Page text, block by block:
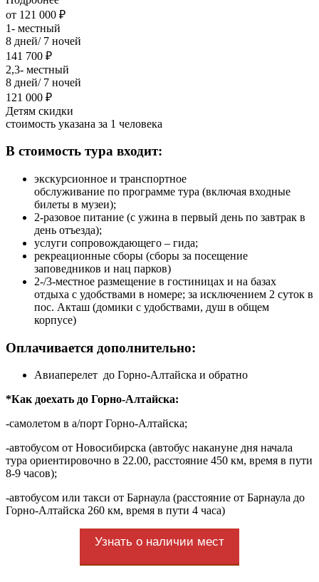
от 121 000 ₽
1- местный
8 дней/ 7 ночей
141 700 ₽
2,3- местный
8 дней/ 7 ночей
121 000 ₽
Детям скидки
стоимость указана за 1 человека
В стоимость тура входит:
экскурсионное и транспортное
обслуживание по программе тура (включая входные
билеты в музеи);
2-разовое питание (с ужина в первый день по завтрак в
день отъезда);
услуги сопровождающего – гида;
рекреационные сборы (сборы за посещение
заповедников и нац парков)
2-/3-местное размещение в гостиницах и на базах
отдыха с удобствами в номере; за исключением 2 суток в
пос. Акташ (домики с удобствами, душ в общем
корпусе)
Оплачивается дополнительно:
Авиаперелет до Горно-Алтайска и обратно
*Как доехать до Горно-Алтайска:
-самолетом в а/порт Горно-Алтайска;
-автобусом от Новосибирска (автобус накануне дня начала
тура ориентировочно в 22.00, расстояние 450 км, время в пути
8-9 часов);
-автобусом или такси от Барнаула (расстояние от Барнаула до
Горно-Алтайска 260 км, время в пути 4 часа)
Узнать о наличии мест